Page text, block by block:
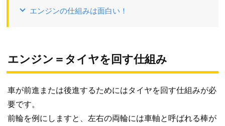
エンジンの仕組みは面白い！
エンジン＝タイヤを回す仕組み
車が前進または後進するためにはタイヤを回す仕組みが必
要です。
前輪を例にしますと、左右の両輪には車軸と呼ばれる棒が